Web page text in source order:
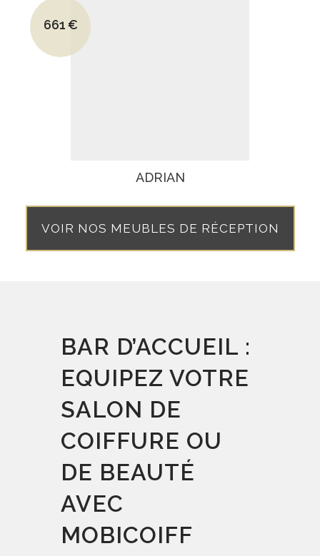
Le prix initial était : 1294€.
661€
Le prix actuel est : 661€.
ADRIAN
VOIR NOS MEUBLES DE RÉCEPTION
BAR D’ACCUEIL :
EQUIPEZ VOTRE
SALON DE
COIFFURE OU
DE BEAUTÉ
AVEC
MOBICOIFF